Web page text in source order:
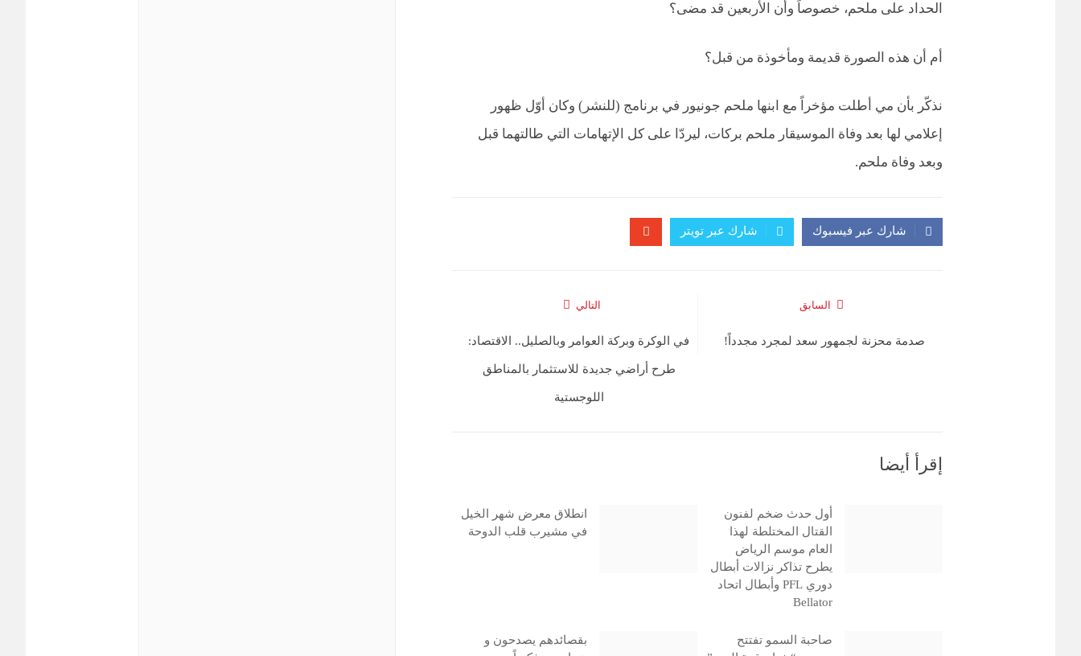
الحداد على ملحم، خصوصاً وأن الأربعين قد مضى؟
أم أن هذه الصورة قديمة ومأخوذة من قبل؟
نذكّر بأن مي أطلت مؤخراً مع ابنها ملحم جونيور في برنامج (للنشر) وكان أوّل ظهور
إعلامي لها بعد وفاة الموسيقار ملحم بركات، ليردّا على كل الإتهامات التي طالتهما قبل
وبعد وفاة ملحم.
شارك عبر فيسبوك شارك عبر تويتر
السابق
صدمة محزنة لجمهور سعد لمجرد مجدداً!
التالي
في الوكرة وبركة العوامر وبالصليل.. الاقتصاد:
طرح أراضي جديدة للاستثمار بالمناطق
اللوجستية
إقرأ أيضا
أول حدث ضخم لفنون
القتال المختلطة لهذا
العام موسم الرياض
يطرح تذاكر نزالات أبطال
دوري PFL وأبطال اتحاد
Bellator
انطلاق معرض شهر الخيل
في مشيرب قلب الدوحة
صاحبة السمو تفتتح
بقصائدهم يصدحون و